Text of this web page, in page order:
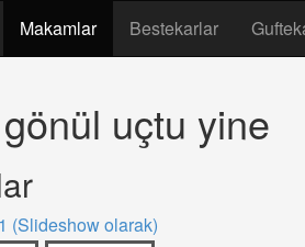
Makamlar Bestekarlar
uçtu yine
(Slideshow olarak)